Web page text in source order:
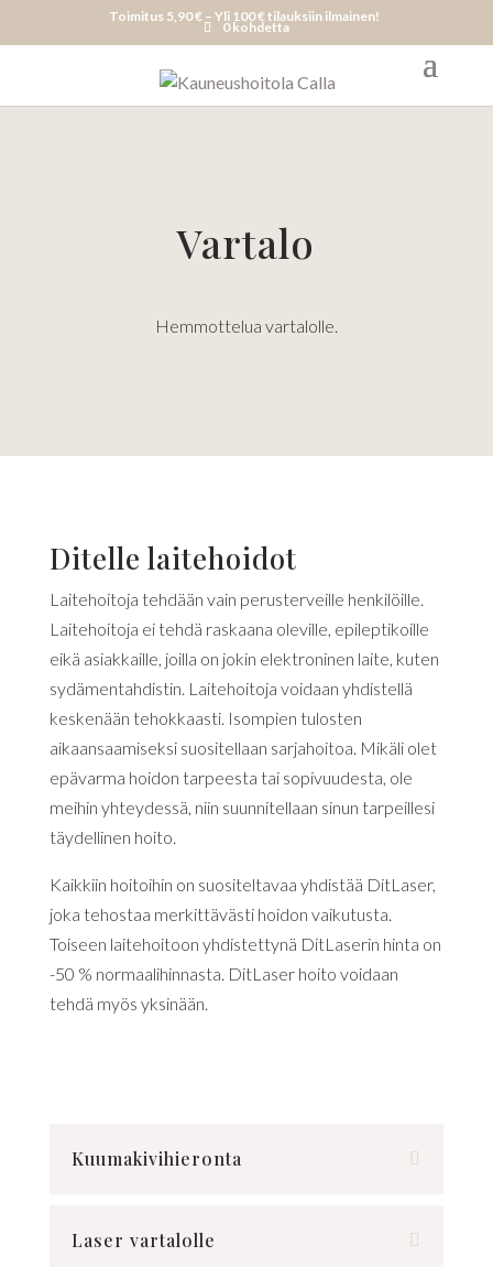
Toimitus 5,90 € – Yli 100 € tilauksiin ilmainen!
0 kohdetta
Vartalo
Hemmottelua vartalolle.
Ditelle laitehoidot
Laitehoitoja tehdään vain perusterveille henkilöille.
Laitehoitoja ei tehdä raskaana oleville, epileptikoille
eikä asiakkaille, joilla on jokin elektroninen laite, kuten
sydämentahdistin. Laitehoitoja voidaan yhdistellä
keskenään tehokkaasti. Isompien tulosten
aikaansaamiseksi suositellaan sarjahoitoa. Mikäli olet
epävarma hoidon tarpeesta tai sopivuudesta, ole
meihin yhteydessä, niin suunnitellaan sinun tarpeillesi
täydellinen hoito.
Kaikkiin hoitoihin on suositeltavaa yhdistää DitLaser,
joka tehostaa merkittävästi hoidon vaikutusta.
Toiseen laitehoitoon yhdistettynä DitLaserin hinta on
-50 % normaalihinnasta. DitLaser hoito voidaan
tehdä myös yksinään.
Kuumakivihieronta
Laser vartalolle